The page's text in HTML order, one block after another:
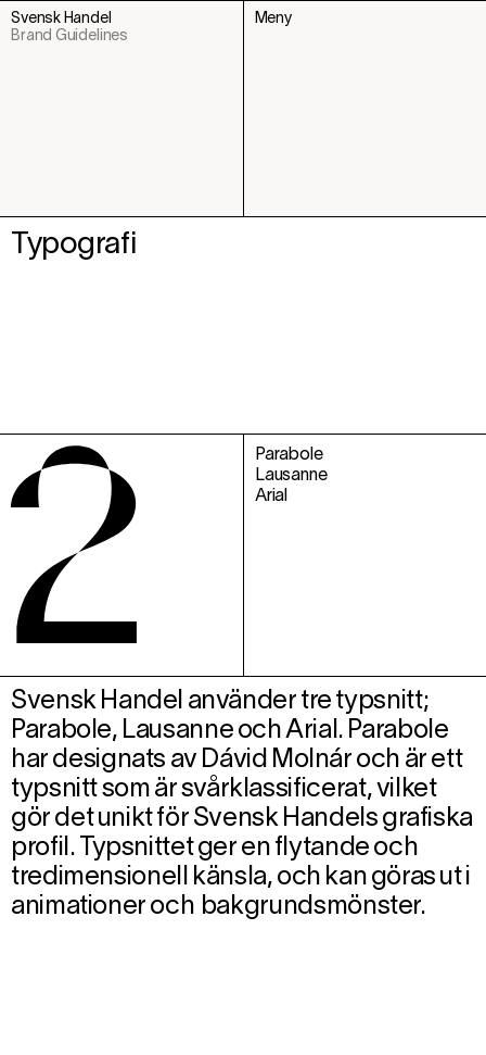
Svensk Handel
Brand Guidelines
Meny
Typografi
Parabole
Lausanne
Arial
Svensk Handel använder tre typsnitt;
Parabole, Lausanne och Arial. Parabole
har designats av Dávid Molnár och är ett
typsnitt som är svårklassificerat, vilket
gör det unikt för Svensk Handels grafiska
profil. Typsnittet ger en flytande och
tredimensionell känsla, och kan göras ut i
animationer och bakgrundsmönster.